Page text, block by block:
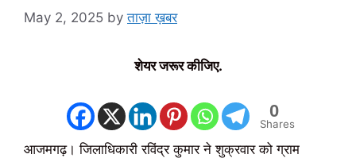
May 2, 2025 byताज़ा ख़बर
शेयर जरूर कीजिए.
0
Shares
आजमगढ़। जिलाधिकारी रविंद्र कुमार ने शुक्रवार को ग्राम